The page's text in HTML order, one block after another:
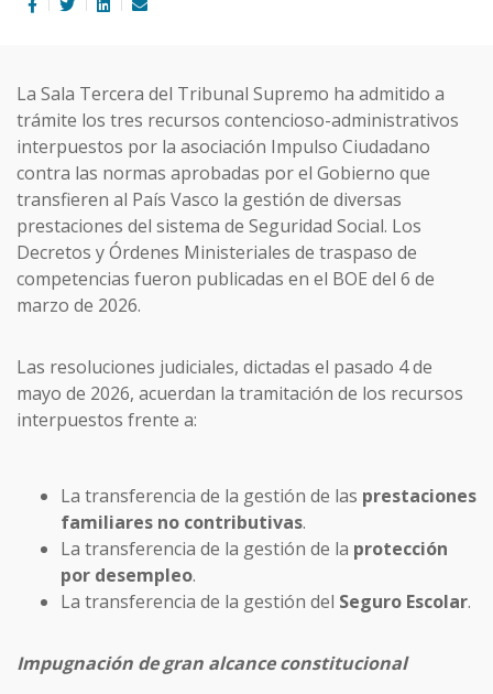
La Sala Tercera del Tribunal Supremo ha admitido a
trámite los tres recursos contencioso-administrativos
interpuestos por la asociación Impulso Ciudadano
contra las normas aprobadas por el Gobierno que
transfieren al País Vasco la gestión de diversas
prestaciones del sistema de Seguridad Social. Los
Decretos y Órdenes Ministeriales de traspaso de
competencias fueron publicadas en el BOE del 6 de
marzo de 2026.
Las resoluciones judiciales, dictadas el pasado 4 de
mayo de 2026, acuerdan la tramitación de los recursos
interpuestos frente a:
La transferencia de la gestión de las prestaciones
familiares no contributivas.
La transferencia de la gestión de la protección
por desempleo.
La transferencia de la gestión del Seguro Escolar.
Impugnación de gran alcance constitucional